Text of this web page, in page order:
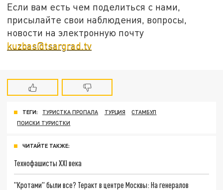
Если вам есть чем поделиться с нами,
присылайте свои наблюдения, вопросы,
новости на электронную почту
kuzbas@tsargrad.tv
ТЕГИ: ТУРИСТКА ПРОПАЛА ТУРЦИЯ
СТАМБУЛ
ПОИСКИ ТУРИСТКИ
ЧИТАЙТЕ ТАКЖЕ:
Технофашисты XXI века
"Кротами" были все? Теракт в центре Москвы: На генералов